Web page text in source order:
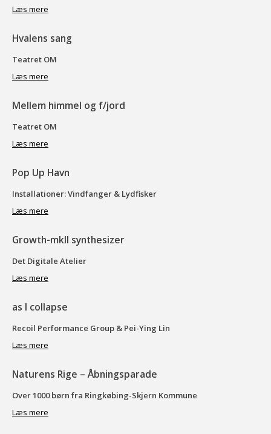
Læs mere
Hvalens sang
Teatret OM
Læs mere
Mellem himmel og f/jord
Teatret OM
Læs mere
Pop Up Havn
Installationer: Vindfanger & Lydfisker
Læs mere
Growth-mkII synthesizer
Det Digitale Atelier
Læs mere
as I collapse
Recoil Performance Group & Pei-Ying Lin
Læs mere
Naturens Rige – Åbningsparade
Over 1000 børn fra Ringkøbing-Skjern Kommune
Læs mere